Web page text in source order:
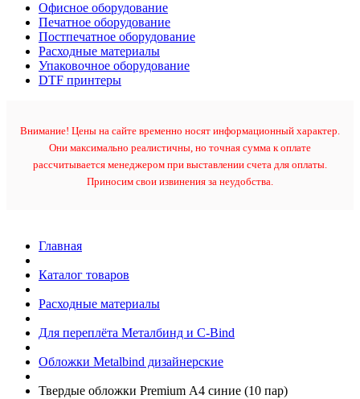
Офисное оборудование
Печатное оборудование
Постпечатное оборудование
Расходные материалы
Упаковочное оборудование
DTF принтеры
Внимание! Цены на сайте временно носят информационный характер.
Они максимально реалистичны, но точная сумма к оплате
рассчитывается менеджером при выставлении счета для оплаты.
Приносим свои извинения за неудобства.
Главная
Каталог товаров
Расходные материалы
Для переплёта Металбинд и C-Bind
Обложки Metalbind дизайнерские
Твердые обложки Premium А4 синие (10 пар)